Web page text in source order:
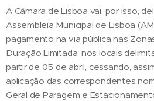
A Câmara de Lisboa vai, por isso,
Assembleia Municipal de Lisboa
pagamento na via pública nas
Duração Limitada, nos locais
partir de 05 de abril, cessando,
aplicação das correspondentes
Geral de Paragem e